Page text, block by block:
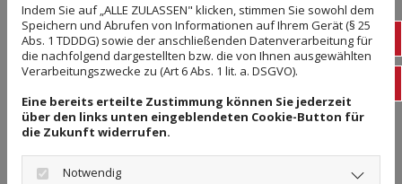
UNSER PORTFOLIO IM ÜBERBLICK
Visitenkarten Briefpapier
Blöcke
Einladungskarten
Flyer
Leuchtkästen
Fassadenbanner
Planen
Schilder
Folienbeschriftungen
Folienaufkleber
Indem Sie auf „ALLE ZULASSEN" klicken, stimmen Sie sowohl dem
Speichern und Abrufen von Informationen auf Ihrem Gerät (§ 25
Abs. 1 TDDDG) sowie der anschließenden Datenverarbeitung für
die nachfolgend dargestellten bzw. die von Ihnen ausgewählten
Verarbeitungszwecke zu (Art 6 Abs. 1 lit. a. DSGVO).
Eine bereits erteilte Zustimmung können Sie jederzeit
über den links unten eingeblendeten Cookie-Button für
die Zukunft widerrufen.
Notwendig